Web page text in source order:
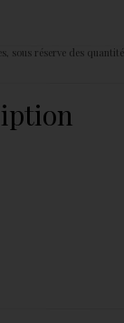
sous réserve des